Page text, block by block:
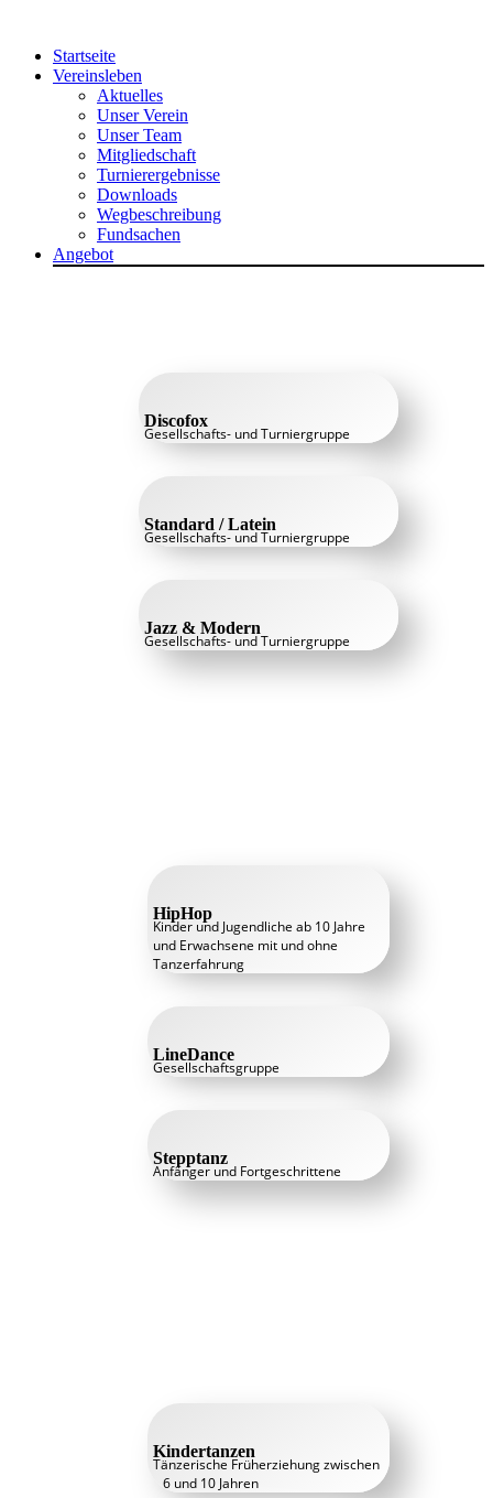
springenStartseite
Vereinsleben
Aktuelles
Unser Verein
Unser Team
Mitgliedschaft
Turnierergebnisse
Downloads
Wegbeschreibung
Fundsachen
Angebot
Discofox
Gesellschafts- und Turniergruppe
Standard / Latein
Gesellschafts- und Turniergruppe
Jazz & Modern
Gesellschafts- und Turniergruppe
HipHop
Kinder und Jugendliche ab 10 Jahre
und Erwachsene mit und ohne
Tanzerfahrung
LineDance
Gesellschaftsgruppe
Stepptanz
Anfänger und Fortgeschrittene
Kindertanzen
Tänzerische Früherziehung zwischen
6 und 10 Jahren